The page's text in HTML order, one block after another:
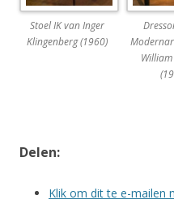
Stoel IK van Inger
Klingenberg (1960)
Delen:
Klik om dit te e-mailen